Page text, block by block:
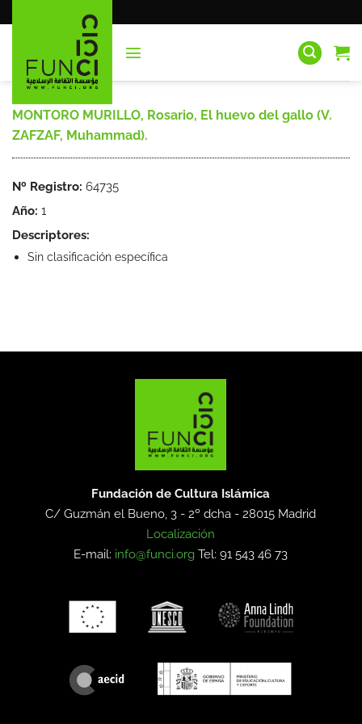
al
MONTORO MURILLO, Rosario, El huevo del gallo (V.
ZAFZAF, Muhammad).
Nº Registro: 64735
Año: 1
Descriptores:
Sin clasificación específica
Fundación de Cultura Islámica
C/ Guzmán el Bueno, 3 - 2º dcha -28015 Madrid
Localización
E-mail: info@funci.org Tel: 91 543 46 73